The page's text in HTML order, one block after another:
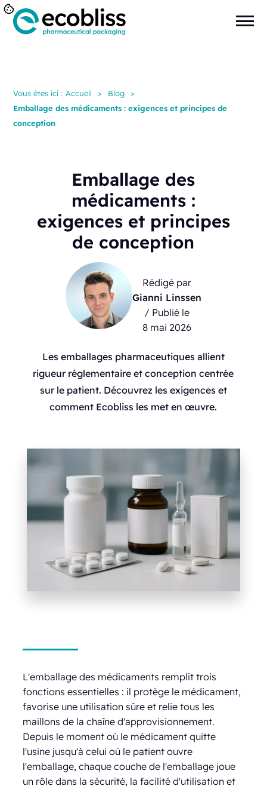
Vous êtes ici : Accueil > Blog
>
Emballage des médicaments : exigences et principes de
conception
Emballage des
médicaments :
exigences et principes
de conception
Rédigé par
Gianni Linssen
/ Publié le
8 mai 2026
Les emballages pharmaceutiques allient
rigueur réglementaire et conception centrée
sur le patient. Découvrez les exigences et
comment Ecobliss les met en œuvre.
L'emballage des médicaments remplit trois
fonctions essentielles : il protège le médicament,
favorise une utilisation sûre et relie tous les
maillons de la chaîne d'approvisionnement.
Depuis le moment où le médicament quitte
l'usine jusqu'à celui où le patient ouvre
l'emballage, chaque couche de l'emballage joue
un rôle dans la sécurité, la facilité d'utilisation et